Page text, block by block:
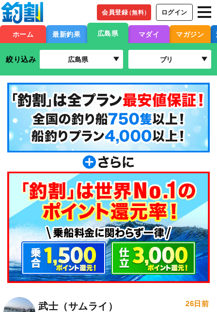
会員登録（無料） ログイン
ホーム 最新釣果 広島県 マダイ マガジン
絞り込み 広島県 ブリ
武士（サムライ） 26日前